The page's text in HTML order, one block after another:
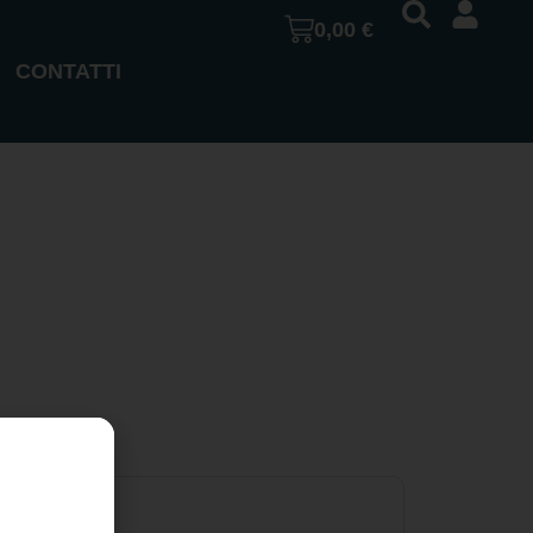
CONTATTI
0,00€